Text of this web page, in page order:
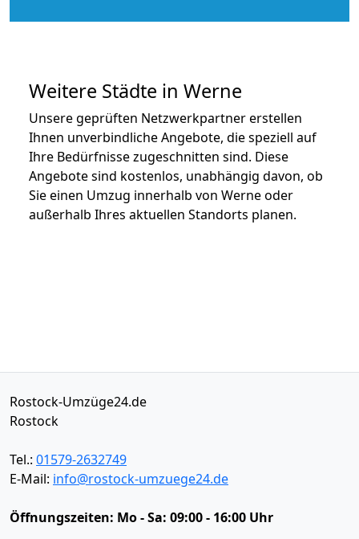
Weitere Städte in Werne
Unsere geprüften Netzwerkpartner erstellen
Ihnen unverbindliche Angebote, die speziell auf
Ihre Bedürfnisse zugeschnitten sind. Diese
Angebote sind kostenlos, unabhängig davon, ob
Sie einen Umzug innerhalb von Werne oder
außerhalb Ihres aktuellen Standorts planen.
Rostock-Umzüge24.de
Rostock
Tel.: 01579-2632749
E-Mail: info@rostock-umzuege24.de
Öffnungszeiten: Mo - Sa: 09:00 - 16:00 Uhr